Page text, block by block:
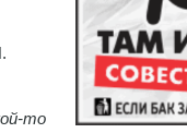
то